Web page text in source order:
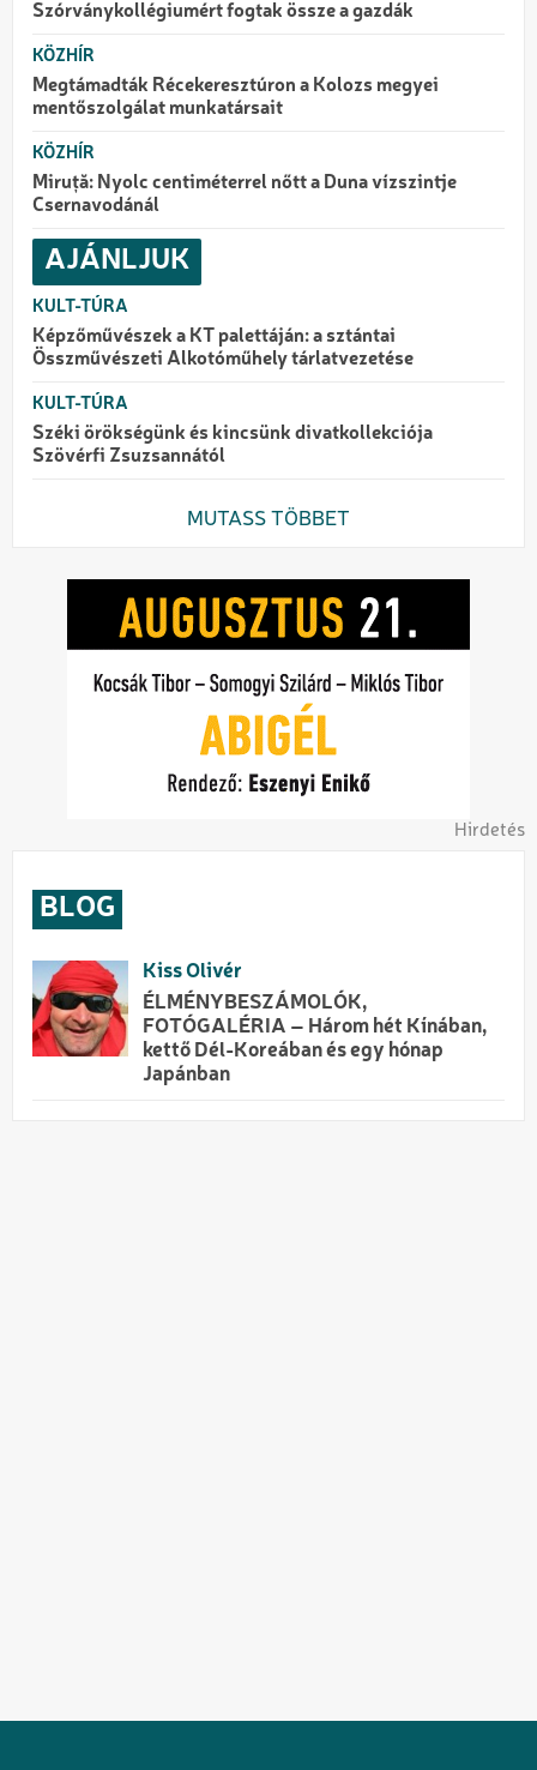
Szórványkollégiumért fogtak össze a gazdák
KÖZHÍR
Megtámadták Récekeresztúron a Kolozs megyei
mentőszolgálat munkatársait
KÖZHÍR
Miruță: Nyolc centiméterrel nőtt a Duna vízszintje
Csernavodánál
AJÁNLJUK
KULT-TÚRA
Képzőművészek a KT palettáján: a sztántai
Összművészeti Alkotóműhely tárlatvezetése
KULT-TÚRA
Széki örökségünk és kincsünk divatkollekciója
Szövérfi Zsuzsannától
MUTASS TÖBBET
Hirdetés
BLOG
Kiss Olivér
ÉLMÉNYBESZÁMOLÓK,
FOTÓGALÉRIA – Három hét Kínában,
kettő Dél-Koreában és egy hónap
Japánban